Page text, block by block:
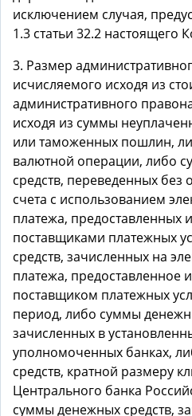
исключением случая,
1.3 статьи 32.2 настоящего
3. Размер
исчисляемого исходя из
административного
исходя из суммы
или таможенных пошлин,
валютной операции, либо
средств, переведенных без
счета с использованием
платежа, предоставленных
поставщиками платежных
средств, зачисленных на
платежа, предоставленное
поставщиком платежных
период, либо суммы
зачисленных в
уполномоченных банках,
средств, кратной размеру
Центрального банка
суммы денежных средств,